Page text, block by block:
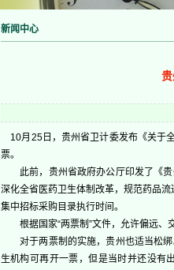
新闻中心
10月25日，贵州省卫计委发布《关于
票。
此前，贵州省政府办公厅印发了《贵
深化全省医药卫生体制改革，规范药品
集中招标采购目录执行时间。
根据国家“两票制”文件，允许偏远、交
对于两票制的实施，贵州也适当松绑
生机构可再开一票，但是当时并还没有